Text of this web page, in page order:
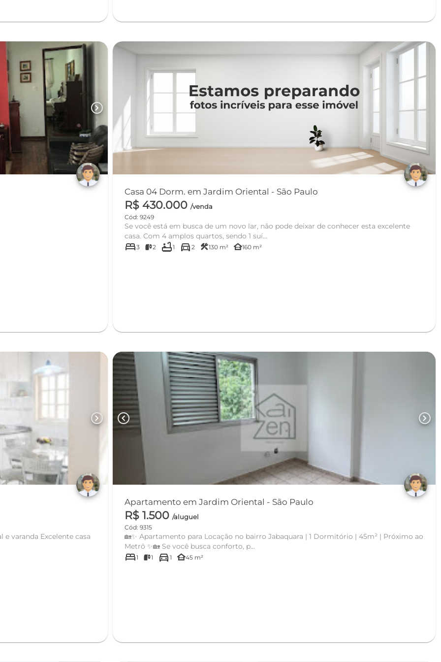
chevron_right
Casa 04 Dorm. em Jardim Oriental - São Paulo
R$ 430.000/venda
Cód: 9249
Se você está em busca de um novo lar, não pode deixar de conhecer esta excelente
casa. Com 4 amplos quartos, sendo 1 suí...
bed3 2 bathtub1 directions_car 2 construction130 m² other_houses160 m²
chevron_right
casa
chevron_left chevron_right
Apartamento em Jardim Oriental - São Paulo
R$ 1.500/aluguel
Cód: 9315
🏡✨ Apartamento para Locação no bairro Jabaquara | 1 Dormitório | 45m² | Próximo ao
Metrô ✨🏡 Se você busca conforto, p...
bed1 1 directions_car 1 other_houses45 m²